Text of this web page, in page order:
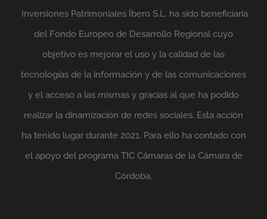
Inversiones Patrimoniales Íbero S.L. ha sido beneficiaria
del Fondo Europeo de Desarrollo Regional cuyo
objetivo es mejorar el uso y la calidad de las
tecnologías de la información y de las comunicaciones
y el acceso a las mismas y gracias al que ha podido
realizar la dinamización de redes sociales. Esta acción
ha tenido lugar durante 2021. Para ello ha contado con
el apoyo del programa TIC Cámaras de la Cámara de
Córdoba.